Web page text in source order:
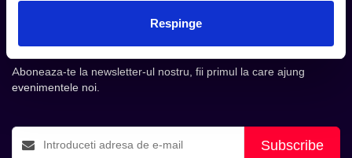
Respinge
Tot ce te intereseaza, direct in
inbox.
Aboneaza-te la newsletter-ul nostru, fii primul la care ajung
evenimentele noi.
Subscribe